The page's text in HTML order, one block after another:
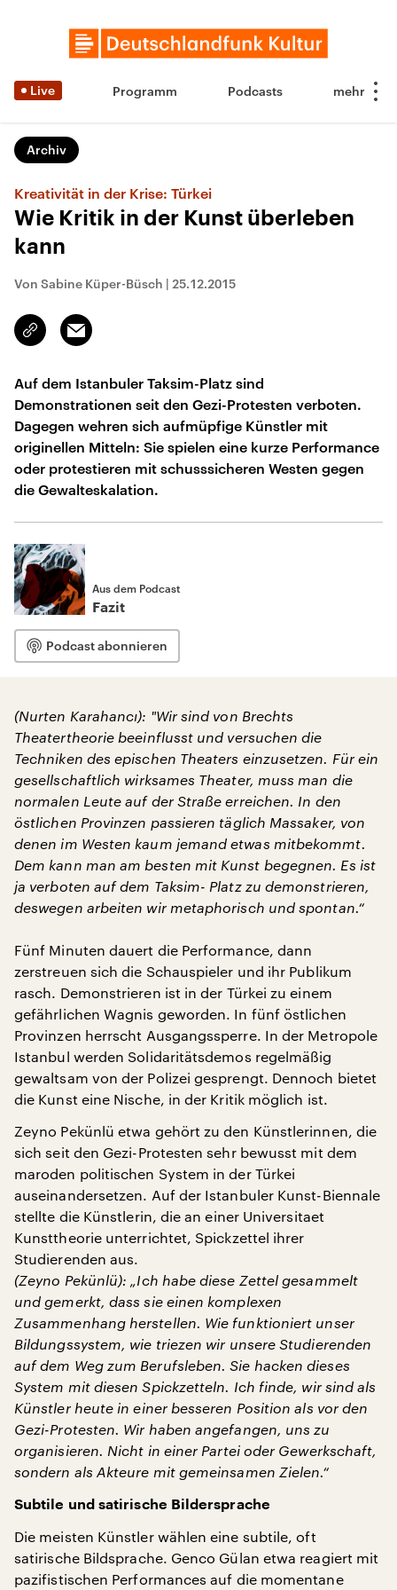
Live Programm Podcasts
Archiv
Kreativität in der Krise: Türkei
Wie Kritik in der Kunst überleben
kann
Von Sabine Küper-Büsch | 25.12.2015
Link
kopieren/teilen
Email
Auf dem Istanbuler Taksim-Platz sind
Demonstrationen seit den Gezi-Protesten verboten.
Dagegen wehren sich aufmüpfige Künstler mit
originellen Mitteln: Sie spielen eine kurze Performance
oder protestieren mit schusssicheren Westen gegen
die Gewalteskalation.
Aus dem Podcast
Fazit
Podcast abonnieren
(Nurten Karahancı): "Wir sind von Brechts
Theatertheorie beeinflusst und versuchen die
Techniken des epischen Theaters einzusetzen. Für ein
gesellschaftlich wirksames Theater, muss man die
normalen Leute auf der Straße erreichen. In den
östlichen Provinzen passieren täglich Massaker, von
denen im Westen kaum jemand etwas mitbekommt.
Dem kann man am besten mit Kunst begegnen. Es ist
ja verboten auf dem Taksim- Platz zu demonstrieren,
deswegen arbeiten wir metaphorisch und spontan.“
Fünf Minuten dauert die Performance, dann
zerstreuen sich die Schauspieler und ihr Publikum
rasch. Demonstrieren ist in der Türkei zu einem
gefährlichen Wagnis geworden. In fünf östlichen
Provinzen herrscht Ausgangssperre. In der Metropole
Istanbul werden Solidaritätsdemos regelmäßig
gewaltsam von der Polizei gesprengt. Dennoch bietet
die Kunst eine Nische, in der Kritik möglich ist.
Zeyno Pekünlü etwa gehört zu den Künstlerinnen, die
sich seit den Gezi-Protesten sehr bewusst mit dem
maroden politischen System in der Türkei
auseinandersetzen. Auf der Istanbuler Kunst-Biennale
stellte die Künstlerin, die an einer Universitaet
Kunsttheorie unterrichtet, Spickzettel ihrer
Studierenden aus.
(Zeyno Pekünlü): „Ich habe diese Zettel gesammelt
und gemerkt, dass sie einen komplexen
Zusammenhang herstellen. Wie funktioniert unser
Bildungssystem, wie triezen wir unsere Studierenden
auf dem Weg zum Berufsleben. Sie hacken dieses
System mit diesen Spickzetteln. Ich finde, wir sind als
Künstler heute in einer besseren Position als vor den
Gezi-Protesten. Wir haben angefangen, uns zu
organisieren. Nicht in einer Partei oder Gewerkschaft,
sondern als Akteure mit gemeinsamen Zielen.“
Subtile und satirische Bildersprache
Die meisten Künstler wählen eine subtile, oft
satirische Bildsprache. Genco Gülan etwa reagiert mit
pazifistischen Performances auf die momentane